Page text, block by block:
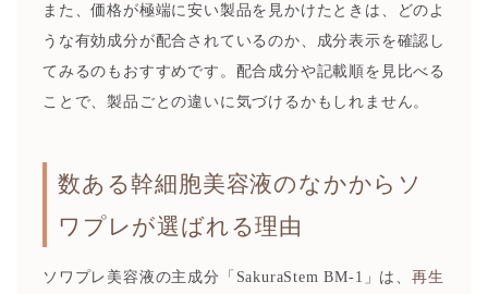
また、価格が極端に安い製品を見かけたときは、どのよ
うな有効成分が配合されているのか、成分表示を確認し
てみるのもおすすめです。配合成分や記載順を見比べる
ことで、製品ごとの違いに気づけるかもしれません。
数ある幹細胞美容液のなかからソ
ワプレが選ばれる理由
ソワプレ美容液の主成分「SakuraStem BM-1」は、再生